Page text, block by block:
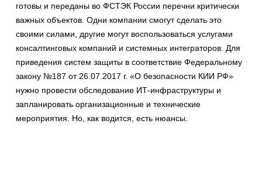
готовы и переданы во ФСТЭК России перечни критически
важных объектов. Одни компании смогут сделать это
своими силами, другие могут воспользоваться услугами
консалтинговых компаний и системных интеграторов. Для
приведения систем защиты в соответствие Федеральному
закону №187 от 26.07.2017 г. «О безопасности КИИ РФ»
нужно провести обследование ИТ-инфраструктуры и
запланировать организационные и технические
мероприятия. Но, как водится, есть нюансы.